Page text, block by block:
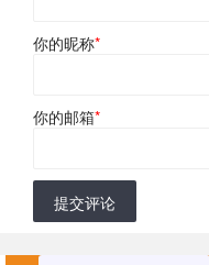
你的昵称*
你的邮箱*
提交评论